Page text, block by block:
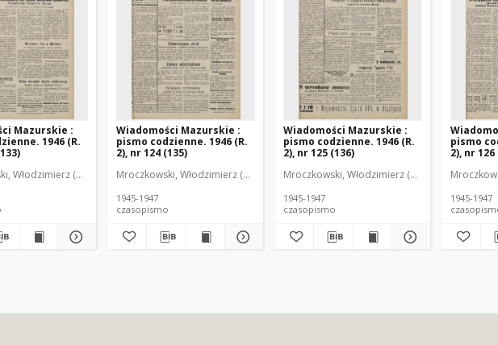
Mazurskie :
1946 (R.
Włodzimierz (1902-1971). Redaktor
Wiadomości Mazurskie :
pismo codzienne. 1946 (R.
2), nr 124 (135)
Mroczkowski, Włodzimierz (1902-1971). Redaktor
1945-1947
czasopismo
Wiadomości Mazurskie :
pismo codzienne. 1946 (R.
2), nr 125 (136)
Mroczkowski, Włodzimierz (1902-1971).
1945-1947
czasopismo
pismo
2), nr 126
1945-1947